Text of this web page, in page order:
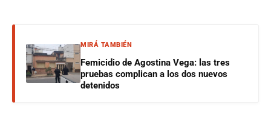
MIRÁ TAMBIÉN
Femicidio de Agostina Vega: las tres
pruebas complican a los dos nuevos
detenidos